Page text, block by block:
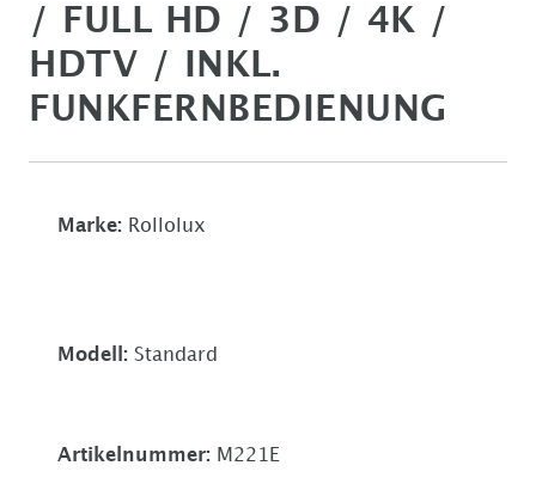
/ FULL HD / 3D / 4K /
HDTV / INKL.
FUNKFERNBEDIENUNG
Marke: Rollolux
Modell: Standard
Artikelnummer: M221E